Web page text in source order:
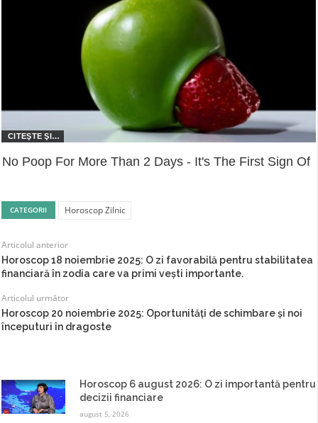
No Poop For More Than 2 Days - It's The First Sign Of
CATEGORII Horoscop Zilnic
Articolul anterior
Horoscop 18 noiembrie 2025: O zi favorabilă pentru stabilitatea
financiară în zodia care va primi veşti importante.
Articolul următor
Horoscop 20 noiembrie 2025: Oportunități de schimbare și noi
începuturi în dragoste
Horoscop 6 august 2026: O zi importantă pentru
decizii financiare
august 5, 2026